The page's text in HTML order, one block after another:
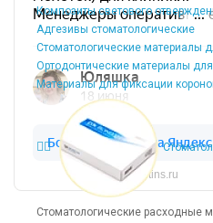
Композиты светового
Адгезивы стоматологические
Стоматологические материалы
Ортодонтические материалы
Материалы для фиксации
Стоматологические расходные
Dentins.ru